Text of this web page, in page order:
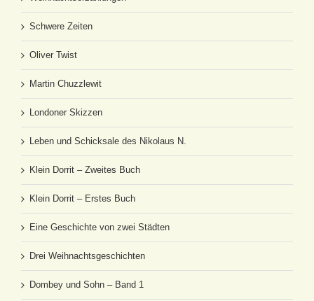
Schwere Zeiten
Oliver Twist
Martin Chuzzlewit
Londoner Skizzen
Leben und Schicksale des Nikolaus N.
Klein Dorrit – Zweites Buch
Klein Dorrit – Erstes Buch
Eine Geschichte von zwei Städten
Drei Weihnachtsgeschichten
Dombey und Sohn – Band 1